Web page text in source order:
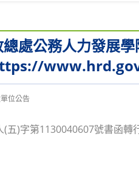
處公務人力發展
位公告
五)字第1130040607號書函